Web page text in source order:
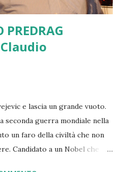
PREDRAG
Claudio
e lascia un grande vuoto.
seconda guerra mondiale nella
un faro della civiltà che non
Candidato a un Nobel che